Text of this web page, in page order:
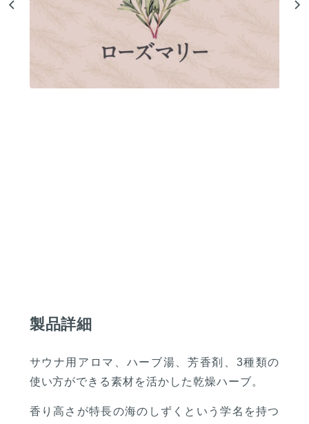
製品詳細
サウナ用アロマ、ハーブ湯、芳香剤、3種類の
使い方ができる素材を活かした乾燥ハーブ。
香り高さが特長の海のしずくという学名を持つ